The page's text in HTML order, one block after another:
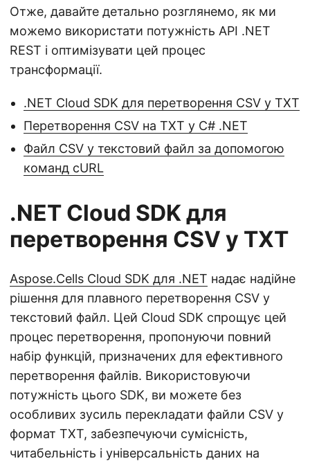
Отже, давайте детально розглянемо, як ми
можемо використати потужність API .NET
REST і оптимізувати цей процес
трансформації.
.NET Cloud SDK для перетворення CSV у TXT
Перетворення CSV на TXT у C# .NET
Файл CSV у текстовий файл за допомогою
команд cURL
.NET Cloud SDK для
перетворення CSV у TXT
Aspose.Cells Cloud SDK для .NET надає надійне
рішення для плавного перетворення CSV у
текстовий файл. Цей Cloud SDK спрощує цей
процес перетворення, пропонуючи повний
набір функцій, призначених для ефективного
перетворення файлів. Використовуючи
потужність цього SDK, ви можете без
особливих зусиль перекладати файли CSV у
формат TXT, забезпечуючи сумісність,
читабельність і універсальність даних на